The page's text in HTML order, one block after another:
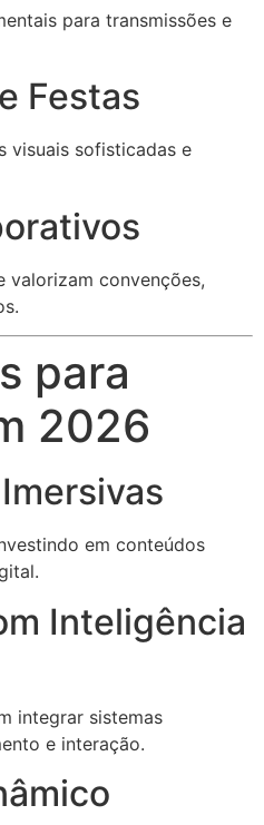
para transmissões e
Festas
visuais sofisticadas e
valorizam convenções,
para
2026
em conteúdos
Inteligência
integrar sistemas
e interação.